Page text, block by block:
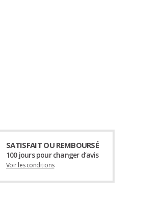
SATISFAIT OU REMBOURSÉ
100 jours pour changer d’avis
Voir les conditions